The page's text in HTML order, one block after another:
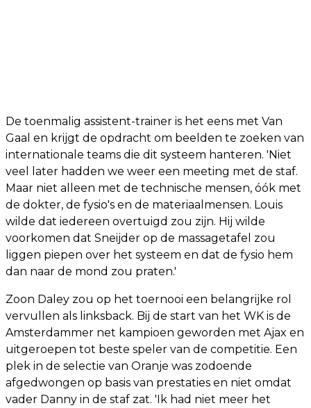
De toenmalig assistent-trainer is het eens met Van
Gaal en krijgt de opdracht om beelden te zoeken van
internationale teams die dit systeem hanteren. 'Niet
veel later hadden we weer een meeting met de staf.
Maar niet alleen met de technische mensen, óók met
de dokter, de fysio's en de materiaalmensen. Louis
wilde dat iedereen overtuigd zou zijn. Hij wilde
voorkomen dat Sneijder op de massagetafel zou
liggen piepen over het systeem en dat de fysio hem
dan naar de mond zou praten.'
Zoon Daley zou op het toernooi een belangrijke rol
vervullen als linksback. Bij de start van het WK is de
Amsterdammer net kampioen geworden met Ajax en
uitgeroepen tot beste speler van de competitie. Een
plek in de selectie van Oranje was zodoende
afgedwongen op basis van prestaties en niet omdat
vader Danny in de staf zat. 'Ik had niet meer het